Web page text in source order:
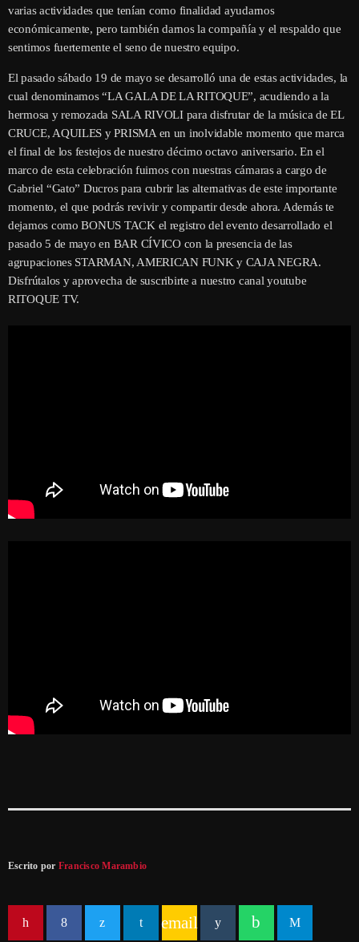
varias actividades que tenían como finalidad ayudarnos
económicamente, pero también darnos la compañía y el respaldo que
sentimos fuertemente el seno de nuestro equipo.
El pasado sábado 19 de mayo se desarrolló una de estas actividades, la
cual denominamos “LA GALA DE LA RITOQUE”, acudiendo a la
hermosa y remozada SALA RIVOLI para disfrutar de la música de EL
CRUCE, AQUILES y PRISMA en un inolvidable momento que marca
el final de los festejos de nuestro décimo octavo aniversario. En el
marco de esta celebración fuimos con nuestras cámaras a cargo de
Gabriel “Gato” Ducros para cubrir las alternativas de este importante
momento, el que podrás revivir y compartir desde ahora. Además te
dejamos como BONUS TACK el registro del evento desarrollado el
pasado 5 de mayo en BAR CÍVICO con la presencia de las
agrupaciones STARMAN, AMERICAN FUNK y CAJA NEGRA.
Disfrútalos y aprovecha de suscribirte a nuestro canal youtube
RITOQUE TV.
Escrito por Francisco Marambio
email